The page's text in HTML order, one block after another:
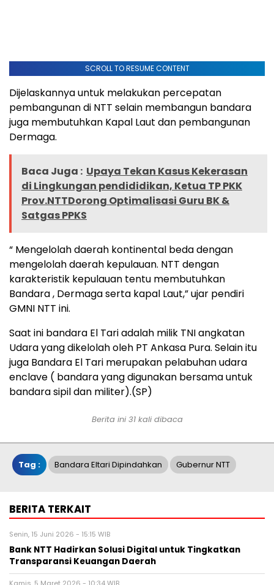
SCROLL TO RESUME CONTENT
Dijelaskannya untuk melakukan percepatan
pembangunan di NTT selain membangun bandara
juga membutuhkan Kapal Laut dan pembangunan
Dermaga.
Baca Juga : Upaya Tekan Kasus Kekerasan
di Lingkungan pendididikan, Ketua TP PKK
Prov.NTTDorong Optimalisasi Guru BK &
Satgas PPKS
“ Mengelolah daerah kontinental beda dengan
mengelolah daerah kepulauan. NTT dengan
karakteristik kepulauan tentu membutuhkan
Bandara , Dermaga serta kapal Laut,” ujar pendiri
GMNI NTT ini.
Saat ini bandara El Tari adalah milik TNI angkatan
Udara yang dikelolah oleh PT Ankasa Pura. Selain itu
juga Bandara El Tari merupakan pelabuhan udara
enclave ( bandara yang digunakan bersama untuk
bandara sipil dan militer).(SP)
Berita ini 31 kali dibaca
Tag : Bandara Eltari Dipindahkan Gubernur NTT
BERITA TERKAIT
Senin, 15 Juni 2026 - 15:15 WIB
Bank NTT Hadirkan Solusi Digital untuk Tingkatkan
Transparansi Keuangan Daerah